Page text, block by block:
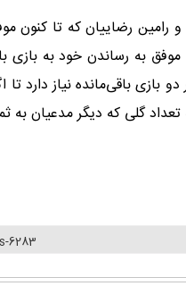
به رساندن خود به بازی
باقی‌مانده نیاز دارد تا
گلی که دیگر مدعیان به
6283